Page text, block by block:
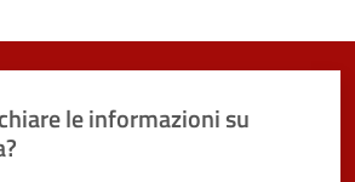
le informazioni su